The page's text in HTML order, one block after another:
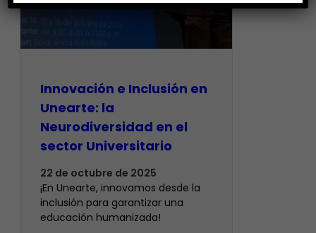
Innovación e Inclusión en
Unearte: la
Neurodiversidad en el
sector Universitario
22 de octubre de 2025
​¡En Unearte, innovamos desde la
inclusión para garantizar una
educación humanizada!